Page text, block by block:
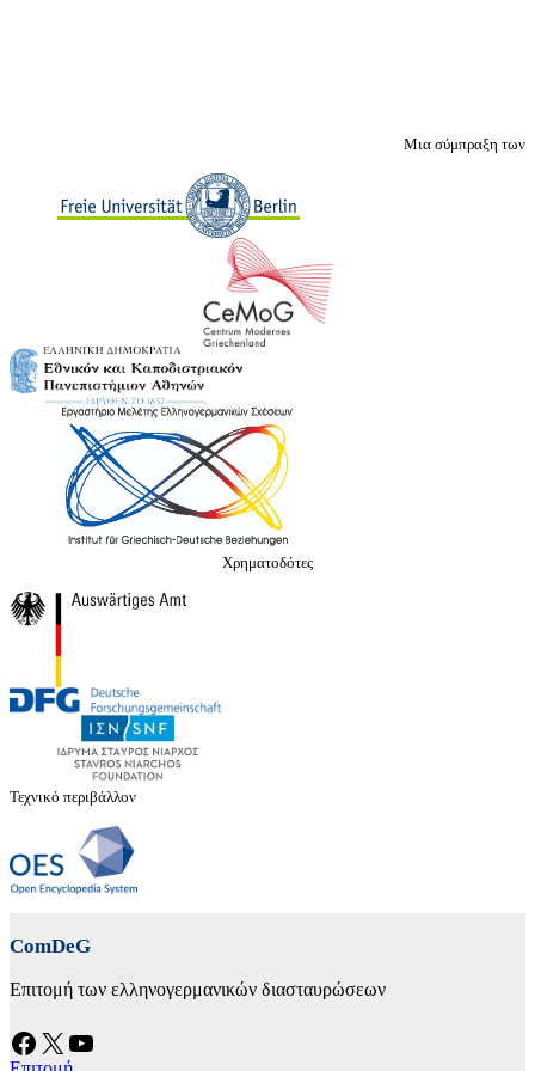
Μια σύμπραξη των
Χρηματοδότες
Τεχνικό περιβάλλον
ComDeG
Επιτομή των ελληνογερμανικών διασταυρώσεων
Facebook X YouTube